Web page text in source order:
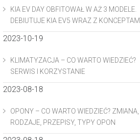
KIA EV DAY OBFITOWAŁ W AŻ 3 MODELE.
DEBIUTUJE KIA EV5 WRAZ Z KONCEPTAMI
2023-10-19
KLIMATYZACJA – CO WARTO WIEDZIEĆ?
SERWIS I KORZYSTANIE
2023-08-18
OPONY – CO WARTO WIEDZIEĆ? ZMIANA,
RODZAJE, PRZEPISY, TYPY OPON